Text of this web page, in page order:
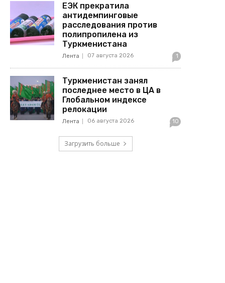
ЕЭК прекратила
антидемпинговые
расследования против
полипропилена из
Туркменистана
Лента 07 августа 2026 1
Туркменистан занял
последнее место в ЦА в
Глобальном индексе
релокации
Лента 06 августа 2026 10
Загрузить больше